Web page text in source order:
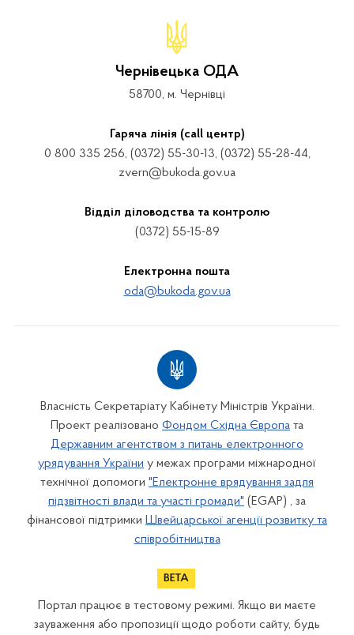
Чернівецька ОДА
58700, м. Чернівці
Гаряча лінія (call центр)
0 800 335 256, (0372) 55-30-13, (0372) 55-28-44,
zvern@bukoda.gov.ua
Відділ діловодства та контролю
(0372) 55-15-89
Електронна пошта
oda@bukoda.gov.ua
Власність Секретаріату Кабінету Міністрів України.
Проект реалізовано Фондом Східна Європа та
Державним агентством з питань електронного
урядування України у межах програми міжнародної
технічної допомоги "Електронне врядування задля
підзвітності влади та участі громади" (EGAP) , за
фінансової підтримки Швейцарської агенції розвитку та
співробітництва
Портал працює в тестовому режимі. Якщо ви маєте
зауваження або пропозиції щодо роботи сайту, будь